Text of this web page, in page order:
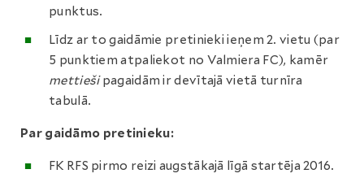
punktus.
Līdz ar to gaidāmie pretinieki ieņem 2. vietu (par
5 punktiem atpaliekot no Valmiera FC), kamēr
mettiešipagaidām ir devītajā vietā turnīra
tabulā.
Par gaidāmo pretinieku:
FK RFS pirmo reizi augstākajā līgā startēja 2016.